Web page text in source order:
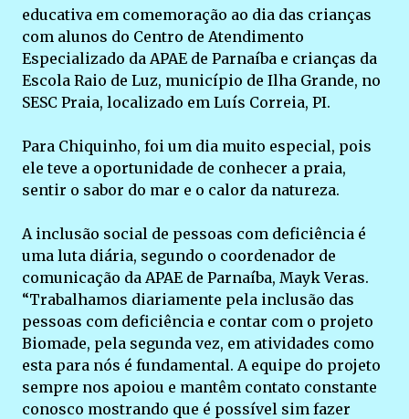
educativa em comemoração ao dia das crianças
com alunos do Centro de Atendimento
Especializado da APAE de Parnaíba e crianças da
Escola Raio de Luz, município de Ilha Grande, no
SESC Praia, localizado em Luís Correia, PI.
Para Chiquinho, foi um dia muito especial, pois
ele teve a oportunidade de conhecer a praia,
sentir o sabor do mar e o calor da natureza.
A inclusão social de pessoas com deficiência é
uma luta diária, segundo o coordenador de
comunicação da APAE de Parnaíba, Mayk Veras.
“Trabalhamos diariamente pela inclusão das
pessoas com deficiência e contar com o projeto
Biomade, pela segunda vez, em atividades como
esta para nós é fundamental. A equipe do projeto
sempre nos apoiou e mantêm contato constante
conosco mostrando que é possível sim fazer